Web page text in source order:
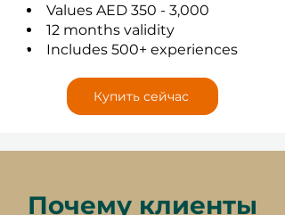
Values AED 350 - 3,000
12 months validity
Includes 500+ experiences
Купить сейчас
Почему клиенты